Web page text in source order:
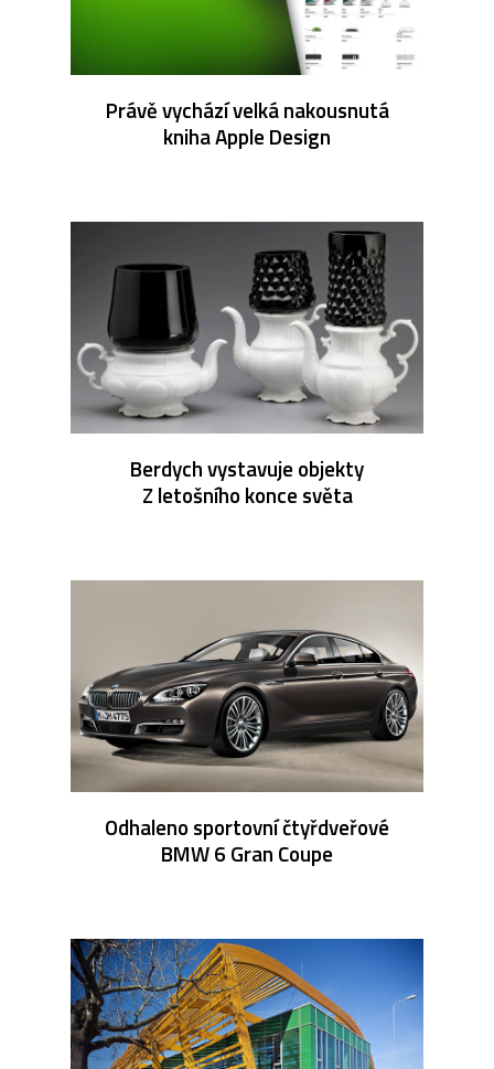
Právě vychází velká nakousnutá
kniha Apple Design
Berdych vystavuje objekty
Z letošního konce světa
Odhaleno sportovní čtyřdveřové
BMW 6 Gran Coupe